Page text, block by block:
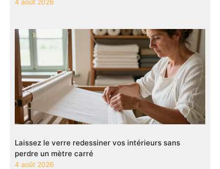
Laissez le verre redessiner vos intérieurs sans
perdre un mètre carré
4 août 2026